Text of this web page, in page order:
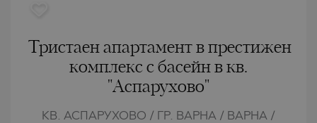
Тристаен апартамент в престижен
комплекс с басейн в кв.
"Аспарухово"
КВ. АСПАРУХОВО / ГР. ВАРНА / ВАРНА /